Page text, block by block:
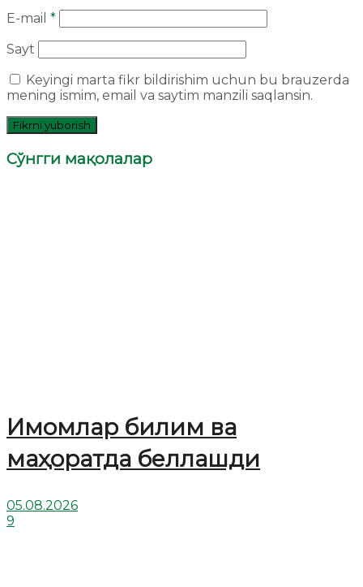
E-mail *
Sayt
Keyingi marta fikr bildirishim uchun bu brauzerda
mening ismim, email va saytim manzili saqlansin.
Сўнгги мақолалар
Имомлар билим ва
маҳоратда беллашди
05.08.2026
9